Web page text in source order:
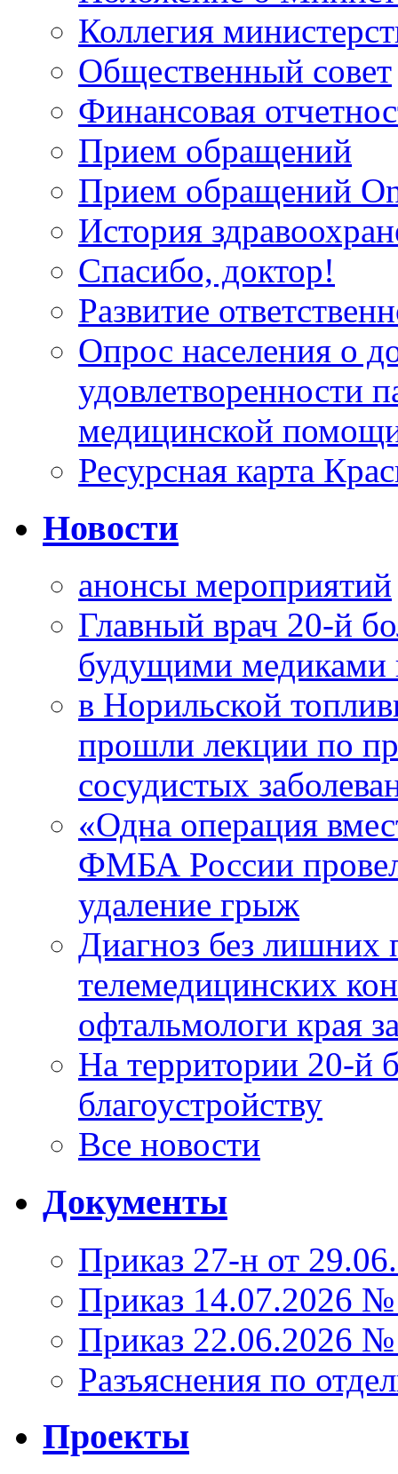
Коллегия
Общественный совет
Финансовая
Прием обращений
Прием обращений
История
Спасибо, доктор!
Развитие
Опрос населения о
удовлетворенности
медицинской
Ресурсная карта
Новости
анонсы мероприятий
Главный врач 20-й
будущими медиками
в Норильской
прошли лекции по
сосудистых
«Одна операция
ФМБА России
удаление грыж
Диагноз без лишних
телемедицинских
офтальмологи края
На территории 20-й
благоустройству
Все новости
Документы
Приказ 27-н от
Приказ 14.07.2026
Приказ 22.06.2026
Разъяснения по
Проекты